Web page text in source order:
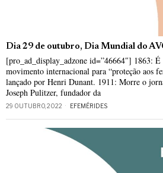
Dia 29 de outubro, Dia Mundial do
[pro_ad_display_adzone id=”46664″] 1863:
movimento internacional para “proteção aos
lançado por Henri Dunant. 1911: Morre o
Joseph Pulitzer, fundador da
29 OUTUBRO, 2022 EFEMÉRIDES